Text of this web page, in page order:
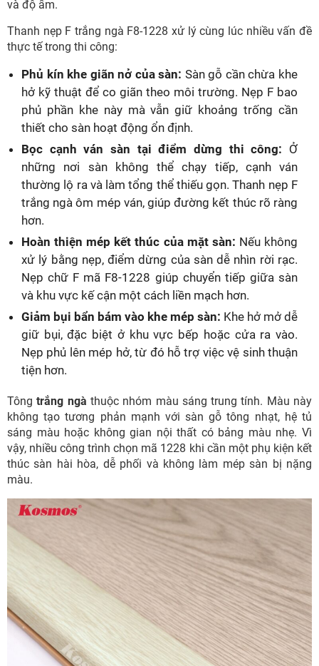
và độ ẩm.
Thanh nẹp F trắng ngà F8-1228 xử lý cùng lúc nhiều vấn đề
thực tế trong thi công:
Phủ kín khe giãn nở của sàn: Sàn gỗ cần chừa khe
hở kỹ thuật để co giãn theo môi trường. Nẹp F bao
phủ phần khe này mà vẫn giữ khoảng trống cần
thiết cho sàn hoạt động ổn định.
Bọc cạnh ván sàn tại điểm dừng thi công: Ở
những nơi sàn không thể chạy tiếp, cạnh ván
thường lộ ra và làm tổng thể thiếu gọn. Thanh nẹp F
trắng ngà ôm mép ván, giúp đường kết thúc rõ ràng
hơn.
Hoàn thiện mép kết thúc của mặt sàn: Nếu không
xử lý bằng nẹp, điểm dừng của sàn dễ nhìn rời rạc.
Nẹp chữ F mã F8-1228 giúp chuyển tiếp giữa sàn
và khu vực kế cận một cách liền mạch hơn.
Giảm bụi bẩn bám vào khe mép sàn: Khe hở mở dễ
giữ bụi, đặc biệt ở khu vực bếp hoặc cửa ra vào.
Nẹp phủ lên mép hở, từ đó hỗ trợ việc vệ sinh thuận
tiện hơn.
Tôngtrắng ngà thuộc nhóm màu sáng trung tính. Màu này
không tạo tương phản mạnh với sàn gỗ tông nhạt, hệ tủ
sáng màu hoặc không gian nội thất có bảng màu nhẹ. Vì
vậy, nhiều công trình chọn mã 1228 khi cần một phụ kiện kết
thúc sàn hài hòa, dễ phối và không làm mép sàn bị nặng
màu.